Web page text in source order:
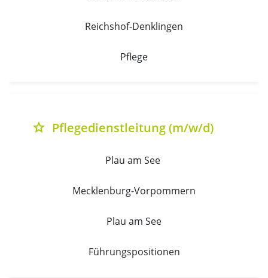
Reichshof-Denklingen
Pflege
grade Pflegedienstleitung (m/w/d)
Plau am See
Mecklenburg-Vorpommern
Plau am See
Führungspositionen